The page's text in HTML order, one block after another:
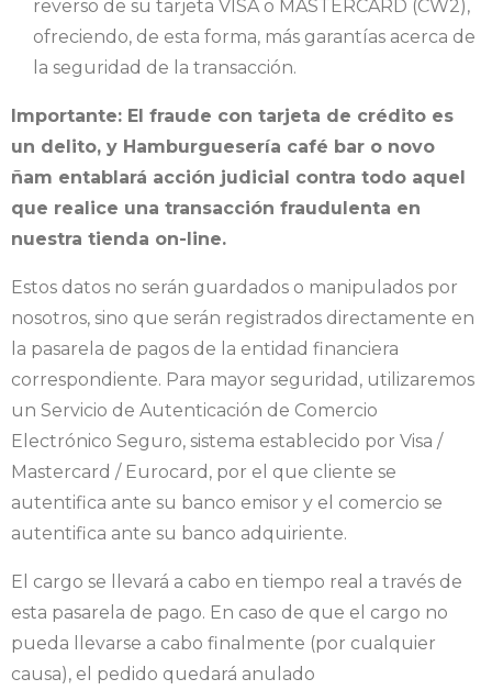
reverso de su tarjeta VISA o MASTERCARD (CW2),
ofreciendo, de esta forma, más garantías acerca de
la seguridad de la transacción.
Importante: El fraude con tarjeta de crédito es
un delito, y Hamburguesería café bar o novo
ñam entablará acción judicial contra todo aquel
que realice una transacción fraudulenta en
nuestra tienda on-line.
Estos datos no serán guardados o manipulados por
nosotros, sino que serán registrados directamente en
la pasarela de pagos de la entidad financiera
correspondiente. Para mayor seguridad, utilizaremos
un Servicio de Autenticación de Comercio
Electrónico Seguro, sistema establecido por Visa /
Mastercard / Eurocard, por el que cliente se
autentifica ante su banco emisor y el comercio se
autentifica ante su banco adquiriente.
El cargo se llevará a cabo en tiempo real a través de
esta pasarela de pago. En caso de que el cargo no
pueda llevarse a cabo finalmente (por cualquier
causa), el pedido quedará anulado